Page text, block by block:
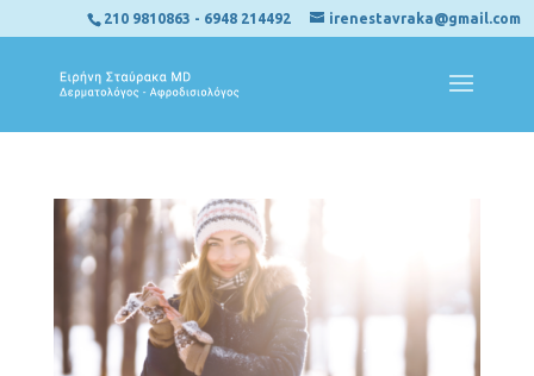
210 9810863 - 6948 214492 irenestavraka@gmail.com